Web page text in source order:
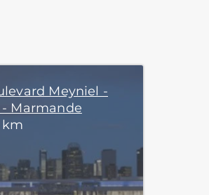
Meyniel -
Marmande
km